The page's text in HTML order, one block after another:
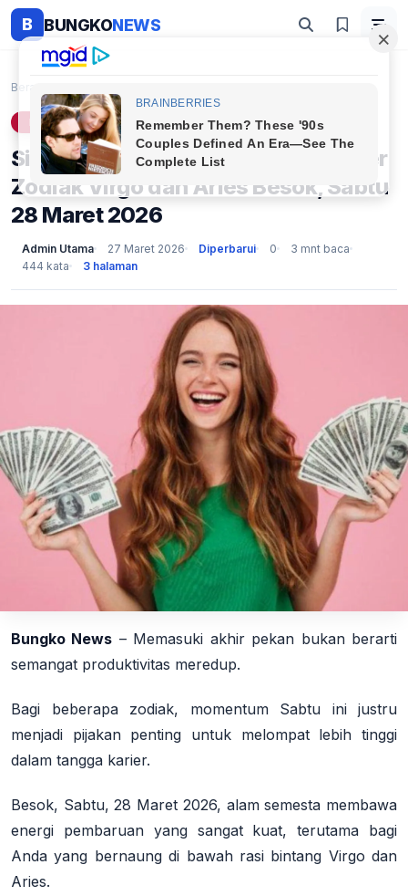
B BUNGKONEWS
Beranda
LIFESTYLE
Siap Naik Level! Intip Ramalan Karier
Zodiak Virgo dan Aries Besok, Sabtu
28 Maret 2026
Admin Utama 27 Maret 2026 Diperbarui 0
3 mnt baca
444 kata
3 halaman
Bungko News – Memasuki akhir pekan bukan berarti
semangat produktivitas meredup.
Bagi beberapa zodiak, momentum Sabtu ini justru
menjadi pijakan penting untuk melompat lebih tinggi
dalam tangga karier.
Besok, Sabtu, 28 Maret 2026, alam semesta membawa
energi pembaruan yang sangat kuat, terutama bagi
Anda yang bernaung di bawah rasi bintang Virgo dan
Aries.